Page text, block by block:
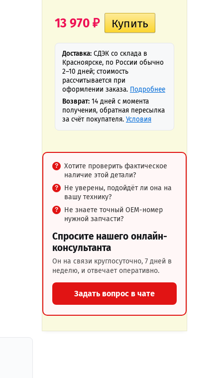
13 970 ₽
Доставка: СДЭК со склада в
Красноярске, по России обычно
2–10 дней; стоимость
рассчитывается при
оформлении заказа. Подробнее
Возврат: 14 дней с момента
получения, обратная пересылка
за счёт покупателя. Условия
Хотите проверить фактическое
наличие этой детали?
Не уверены, подойдёт ли она на
вашу технику?
Не знаете точный OEM-номер
нужной запчасти?
Спросите нашего онлайн-
консультанта
Он на связи круглосуточно, 7 дней в
неделю, и отвечает оперативно.
Задать вопрос в чате